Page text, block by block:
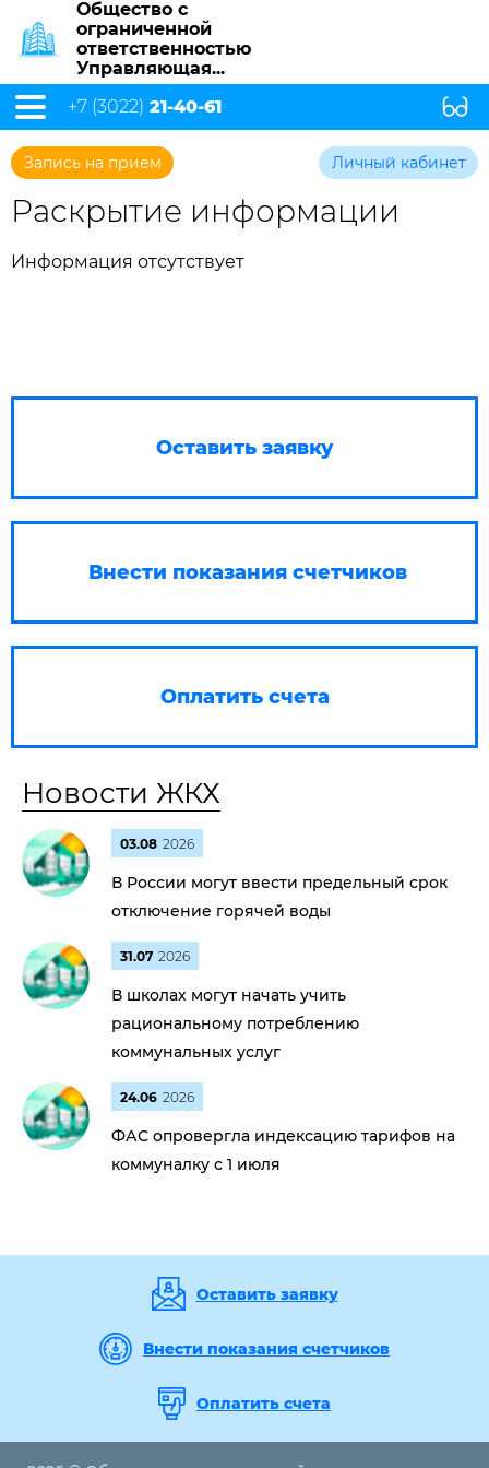
Общество с
ограниченной
ответственностью
Управляющая...
+7 (3022) 21-40-61
Запись на прием Личный кабинет
Раскрытие информации
Информация отсутствует
Оставить заявку
Внести показания счетчиков
Оплатить счета
Новости ЖКХ
03.08 2026
В России могут ввести предельный срок
отключение горячей воды
31.07 2026
В школах могут начать учить
рациональному потреблению
коммунальных услуг
24.06 2026
ФАС опровергла индексацию тарифов на
коммуналку с 1 июля
Оставить заявку
Внести показания счетчиков
Оплатить счета